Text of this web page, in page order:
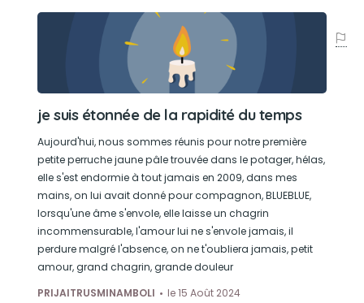
je suis étonnée de la rapidité du temps
Aujourd'hui, nous sommes réunis pour notre première
petite perruche jaune pâle trouvée dans le potager, hélas,
elle s'est endormie à tout jamais en 2009, dans mes
mains, on lui avait donné pour compagnon, BLUEBLUE,
lorsqu'une âme s'envole, elle laisse un chagrin
incommensurable, l'amour lui ne s'envole jamais, il
perdure malgré l'absence, on ne t'oubliera jamais, petit
amour, grand chagrin, grande douleur
PRIJAITRUSMINAMBOLI
le 15 Août 2024